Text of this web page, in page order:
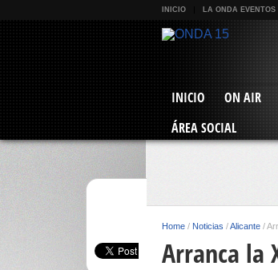
INICIO LA ONDA EVENTOS
INICIO ON AIR
ÁREA SOCIAL
Home / Noticias /Alicante /
Arranca la